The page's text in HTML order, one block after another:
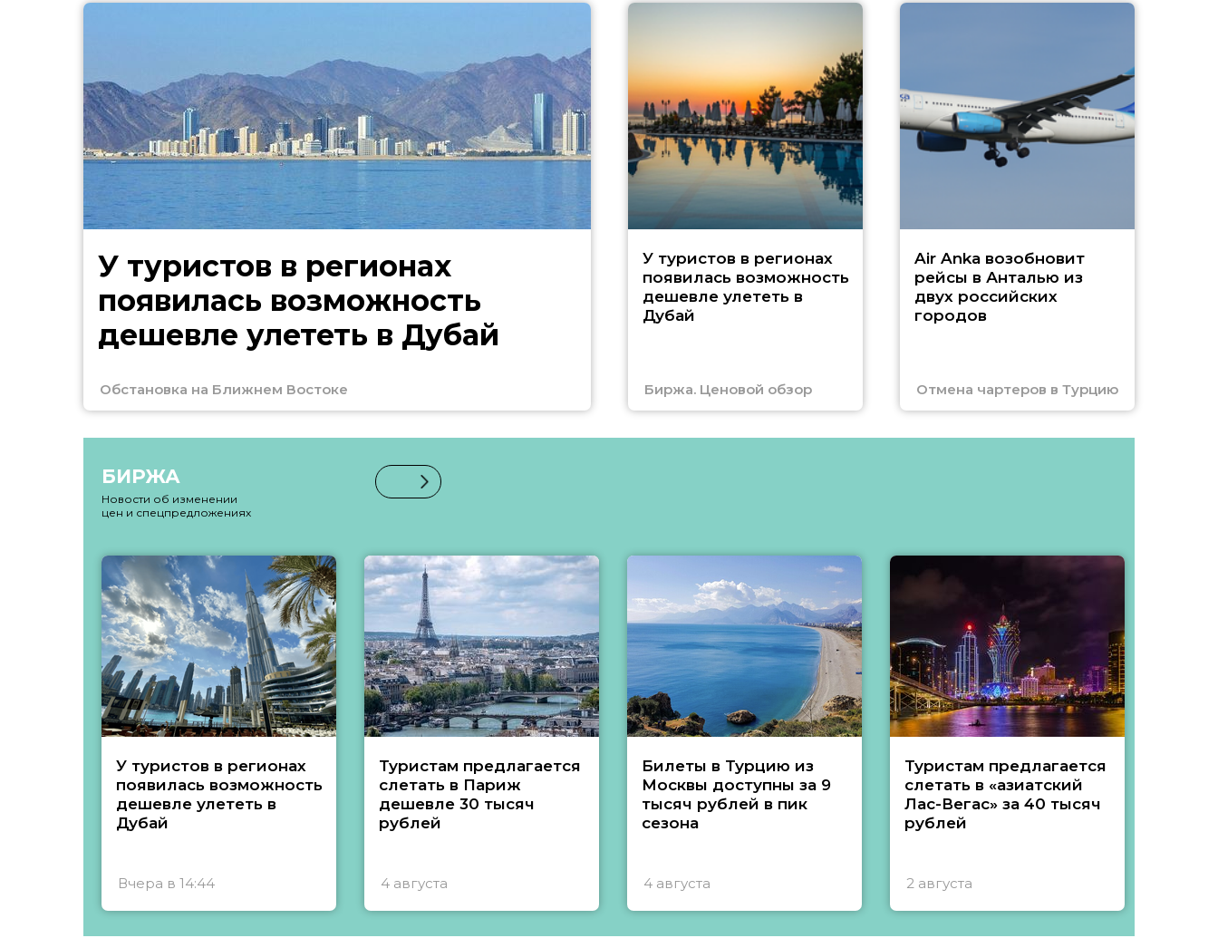
У туристов в регионах
появилась возможность
дешевле улететь в Дубай
Обстановка на Ближнем Востоке
У туристов в регионах
появилась возможность
дешевле улететь в
Дубай
Биржа. Ценовой обзор
Air Anka возобновит
рейсы в Анталью из
двух российских
городов
Отмена чартеров в Турцию
БИРЖА
Новости об изменении
цен и спецпредложениях
У туристов в регионах
появилась возможность
дешевле улететь в
Дубай
Вчера в 14:44
Туристам предлагается
слетать в Париж
дешевле 30 тысяч
рублей
4 августа
Билеты в Турцию из
Москвы доступны за 9
тысяч рублей в пик
сезона
4 августа
Туристам предлагается
слетать в «азиатский
Лас-Вегас» за 40 тысяч
рублей
2 августа